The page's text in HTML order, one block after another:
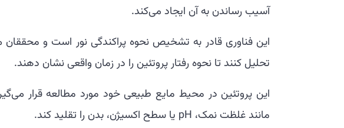
آسیب رساندن به آن ایجاد می‌کند.
این فناوری قادر به تشخیص نحوه پراکندگی نور است و محققان
تحلیل کنند تا نحوه رفتار پروتئین را در زمان واقعی نشان دهند.
این پروتئین در محیط مایع طبیعی خود مورد مطالعه قرار
مانند غلظت نمک، pH یا سطح اکسیژن، بدن را تقلید کند.